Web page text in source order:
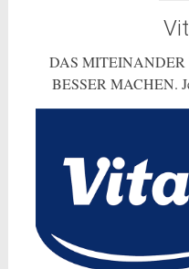
DAS
BESSER MACHEN.